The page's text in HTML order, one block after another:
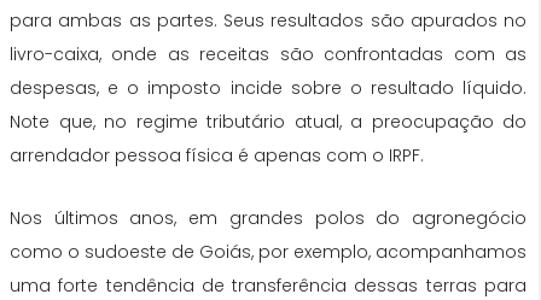
para ambas as partes. Seus resultados são apurados no
livro-caixa, onde as receitas são confrontadas com as
despesas, e o imposto incide sobre o resultado líquido.
Note que, no regime tributário atual, a preocupação do
arrendador pessoa física é apenas com o IRPF.
Nos últimos anos, em grandes polos do agronegócio
como o sudoeste de Goiás, por exemplo, acompanhamos
uma forte tendência de transferência dessas terras para